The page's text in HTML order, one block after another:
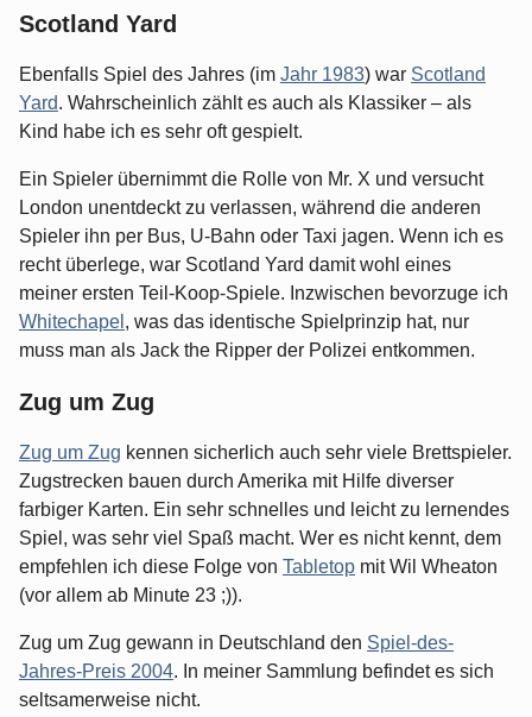
Scotland Yard
Ebenfalls Spiel des Jahres (im Jahr 1983) war Scotland
Yard. Wahrscheinlich zählt es auch als Klassiker – als
Kind habe ich es sehr oft gespielt.
Ein Spieler übernimmt die Rolle von Mr. X und versucht
London unentdeckt zu verlassen, während die anderen
Spieler ihn per Bus, U-Bahn oder Taxi jagen. Wenn ich es
recht überlege, war Scotland Yard damit wohl eines
meiner ersten Teil-Koop-Spiele. Inzwischen bevorzuge ich
Whitechapel , was das identische Spielprinzip hat, nur
muss man als Jack the Ripper der Polizei entkommen.
Zug um Zug
Zug um Zug kennen sicherlich auch sehr viele Brettspieler.
Zugstrecken bauen durch Amerika mit Hilfe diverser
farbiger Karten. Ein sehr schnelles und leicht zu lernendes
Spiel, was sehr viel Spaß macht. Wer es nicht kennt, dem
empfehlen ich diese Folge von Tabletop mit Wil Wheaton
(vor allem ab Minute 23 ;)).
Zug um Zug gewann in Deutschland den Spiel-des-
Jahres-Preis 2004. In meiner Sammlung befindet es sich
seltsamerweise nicht.